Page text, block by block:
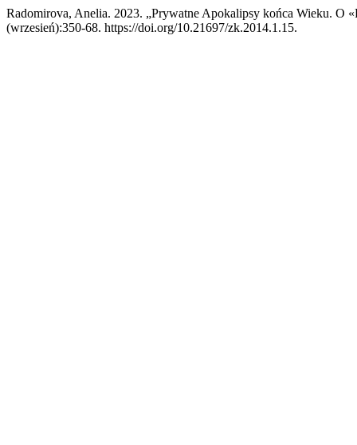
Radomirova, Anelia. 2023. „Prywatne Apokalipsy końca Wieku. O
(wrzesień):350-68. https://doi.org/10.21697/zk.2014.1.15.